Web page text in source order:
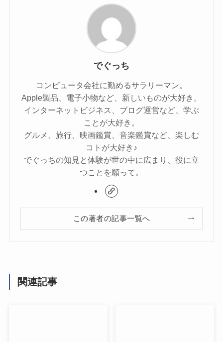
でぐっち
コンピュータ会社に勤めるサラリーマン。
Apple製品、電子小物など、新しいものが大好き。
インターネットビジネス、ブログ運営など、学ぶ
ことが大好き。
グルメ、旅行、映画鑑賞、音楽鑑賞など、楽しむ
コトが大好き♪
でぐっちの知見と体験が世の中に広まり、役に立
つことを願って。
この著者の記事一覧へ
関連記事